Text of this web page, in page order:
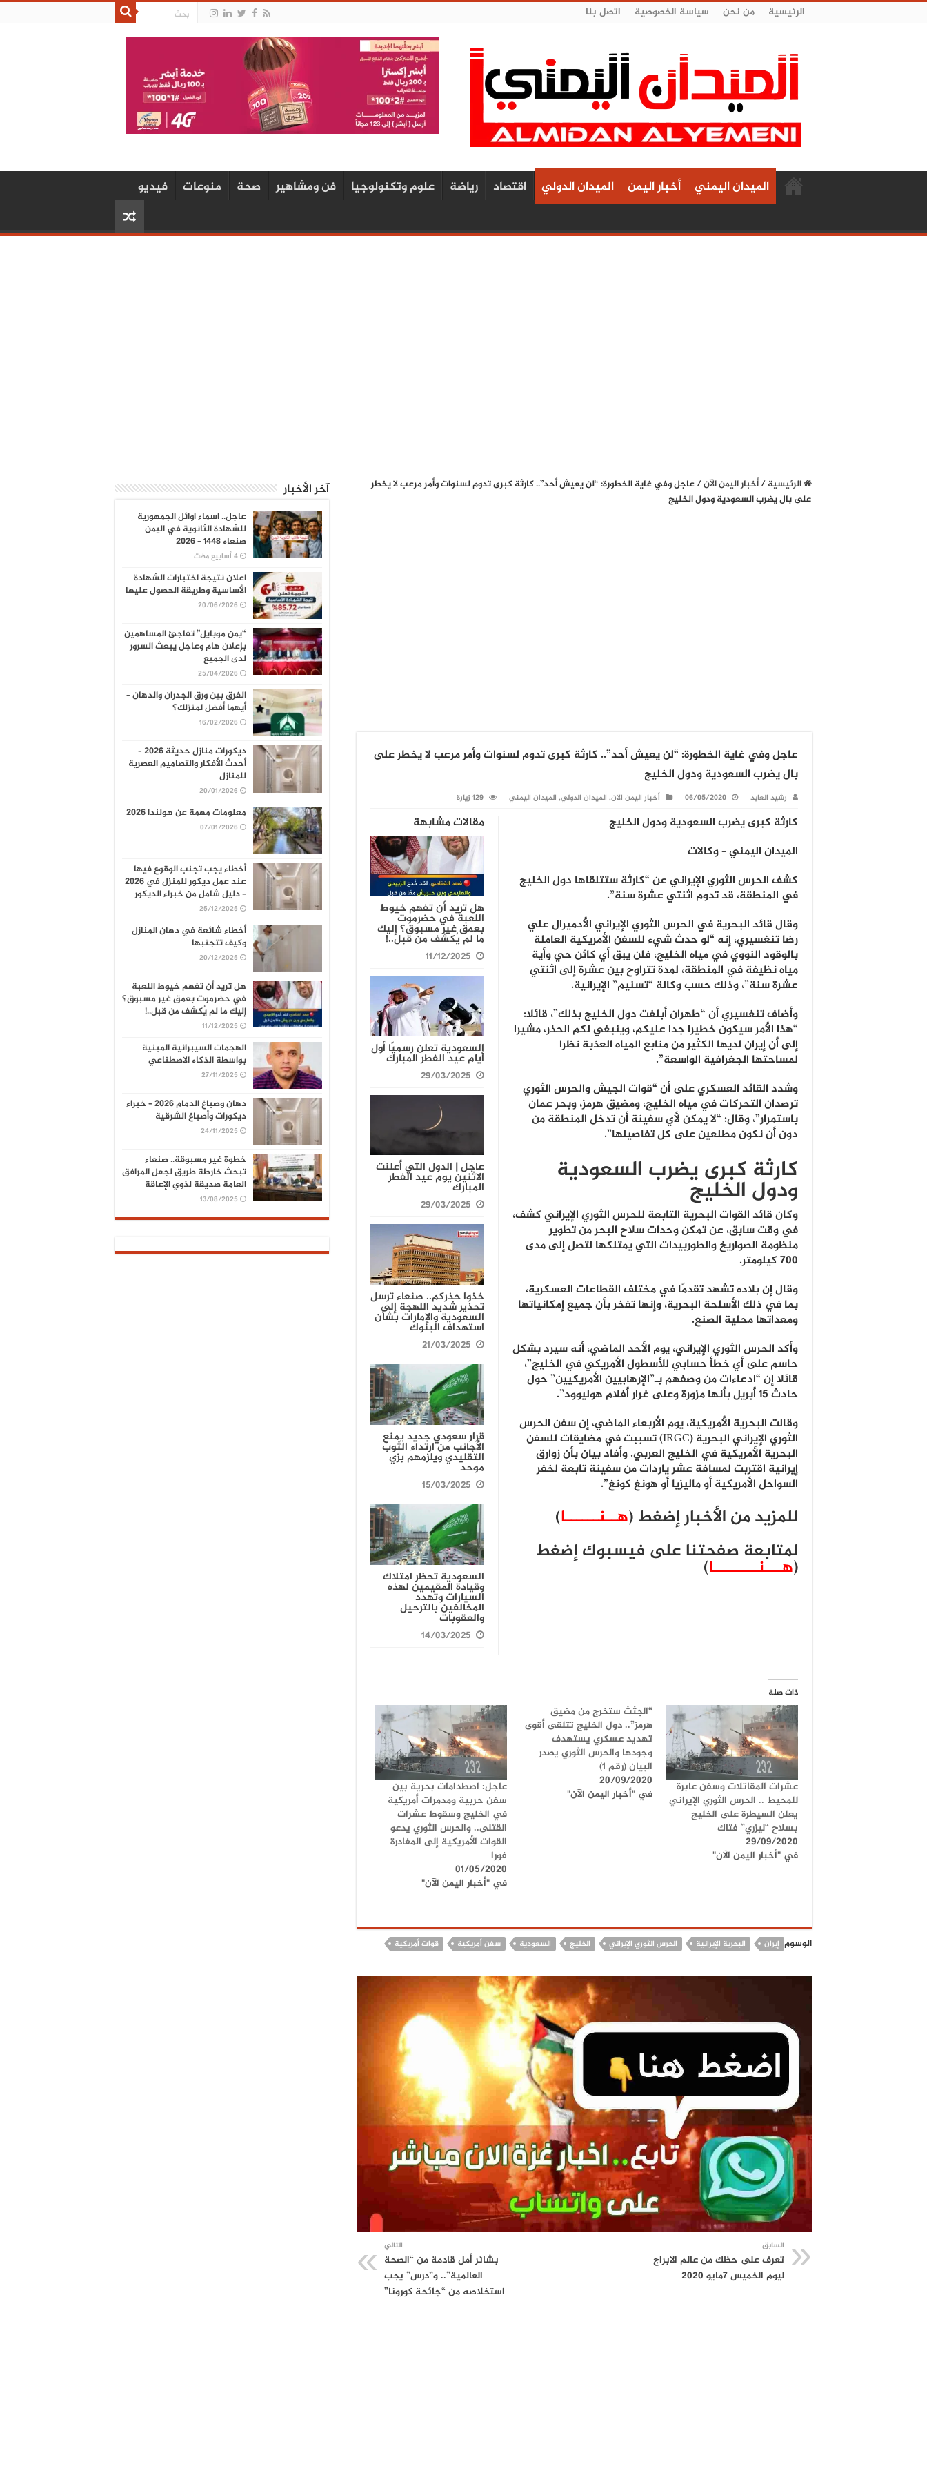
الرئيسية من نحن سياسة الخصوصية اتصل بنا
الميدان اليمني أخبار اليمن الميدان الدولي اقتصاد رياضة علوم وتكنولوجيا فن ومشاهير صحة منوعات فيديو
الرئيسية/أخبار اليمن الآن/عاجل وفي غاية الخطورة: “لن يعيش أحد”.. كارثة كبرى تدوم لسنوات وأمر مرعب لا يخطر
على بال يضرب السعودية ودول الخليج
عاجل وفي غاية الخطورة: “لن يعيش أحد”.. كارثة كبرى تدوم لسنوات وأمر مرعب لا يخطر على
بال يضرب السعودية ودول الخليج
رشيد العابد 06/05/2020 أخبار اليمن الآن, الميدان الدولي, الميدان اليمني 129 زيارة
مقالات مشابهة
هل تريد أن تفهم خيوط
اللعبة في حضرموت
بعمق غير مسبوق؟ إليك
ما لم يُكشف من قبل..!
11/12/2025
السعودية تعلن رسميًا أول
أيام عيد الفطر المبارك
29/03/2025
عاجل | الدول التي أعلنت
الاثنين يوم عيد الفطر
المبارك
29/03/2025
خذوا حذركم.. صنعاء ترسل
تحذير شديد اللهجة إلى
السعودية والإمارات بشأن
استهداف البنوك
21/03/2025
قرار سعودي جديد يمنع
الأجانب من ارتداء الثوب
التقليدي ويلزمهم بزي
موحد
15/03/2025
السعودية تحظر امتلاك
وقيادة المقيمين لهذه
السيارات وتهدد
المخالفين بالترحيل
والعقوبات
14/03/2025
كارثة كبرى يضرب السعودية ودول الخليج
الميدان اليمني – وكالات
كشف الحرس الثوري الإيراني عن “كارثة ستتلقاها دول الخليج
في المنطقة، قد تدوم اثنتي عشرة سنة”.
وقال قائد البحرية في الحرس الثوري الإيراني الأدميرال علي
رضا تنغسيري، إنه “لو حدث شيء للسفن الأمريكية العاملة
بالوقود النووي في مياه الخليج، فلن يبق أي كائن حي وأية
مياه نظيفة في المنطقة، لمدة تتراوح بين عشرة إلى اثنتي
عشرة سنة”، وذلك حسب وكالة “تسنيم” الإيرانية.
وأضاف تنغسيري أن “طهران أبلغت دول الخليج بذلك”، قائلا:
“هذا الأمر سيكون خطيرا جدا عليكم، وينبغي لكم الحذر، مشيرا
إلى أن إيران لديها الكثير من منابع المياه العذبة نظرا
لمساحتها الجغرافية الواسعة”.
وشدد القائد العسكري على أن “قوات الجيش والحرس الثوري
ترصدان التحركات في مياه الخليج، ومضيق هرمز، وبحر عمان
باستمرار”، وقال: “لا يمكن لأي سفينة أن تدخل المنطقة من
دون أن نكون مطلعين على كل تفاصيلها”.
كارثة كبرى يضرب السعودية
ودول الخليج
وكان قائد القوات البحرية التابعة للحرس الثوري الإيراني كشف،
في وقت سابق، عن تمكن وحدات سلاح البحر من تطوير
منظومة الصواريخ والطوربيدات التي يمتلكها لتصل إلى مدى
700 كيلومتر.
وقال إن بلاده تشهد تقدمًا في مختلف القطاعات العسكرية،
بما في ذلك الأسلحة البحرية، وإنها تفخر بأن جميع إمكانياتها
ومعداتها محلية الصنع.
وأكد الحرس الثوري الإيراني، يوم الأحد الماضي، أنه سيرد بشكل
حاسم على أي خطأ حسابي للأسطول الأمريكي في الخليج”،
قائلا إن “ادعاءات من وصفهم بـ”الإرهابيين الأمريكيين” حول
حادث 15 أبريل بأنها مزورة وعلى غرار أفلام هوليوود”.
وقالت البحرية الأمريكية، يوم الأربعاء الماضي، إن سفن الحرس
الثوري الإيراني البحرية (IRGC) تسببت في مضايقات للسفن
البحرية الأمريكية في الخليج العربي. وأفاد بيان بأن زوارق
إيرانية اقتربت لمسافة عشر ياردات من سفينة تابعة لخفر
السواحل الأمريكية أو ماليزيا أو هونغ كونغ”.
للمزيد من الأخبار إضغط (هــنــــــا)
لمتابعة صفحتنا على فيسبوك إضغط
(هـــنــــــــا)
ذات صلة
عشرات المقاتلات وسفن عابرة
للمحيط .. الحرس الثوري الإيراني
يعلن السيطرة على الخليج
بسلاح “ليزري” فتاك
29/09/2020
في "أخبار اليمن الآن"
“الجثث ستخرج من مضيق
هرمز”.. دول الخليج تتلقى أقوى
تهديد عسكري يستهدف
وجودها والحرس الثوري يصدر
البيان (رقم 1)
20/09/2020
في "أخبار اليمن الآن"
عاجل: اصطدامات بحرية بين
سفن حربية ومدمرات أمريكية
في الخليج وسقوط عشرات
القتلى.. والحرس الثوري يدعو
القوات الأمريكية إلى المغادرة
فورا
01/05/2020
في "أخبار اليمن الآن"
الوسوم إيران البحرية الإيرانية الحرس الثوري الإيراني الخليج السعودية سفن أمريكية قوات أمريكية
السابق
تعرف على حظك من عالم الابراج
ليوم الخميس 7مايو 2020
التالي
بشائر أمل قادمة من “الصحة
العالمية”.. و”درس” يجب
استخلاصه من “جائحة كورونا”
آخر الأخبار
عاجل.. اسماء اوائل الجمهورية
للشهادة الثانوية في اليمن
صنعاء 1448 – 2026
اعلان نتيجة اختبارات الشهادة
الأساسية وطريقة الحصول عليها
20/06/2026
“يمن موبايل” تفاجئ المساهمين
بإعلان هام وعاجل يبعث السرور
لدى الجميع
25/04/2026
الفرق بين ورق الجدران والدهان –
أيهما أفضل لمنزلك؟
16/02/2026
ديكورات منازل حديثة 2026 –
أحدث الأفكار والتصاميم العصرية
للمنازل
20/01/2026
معلومات مهمة عن هولندا 2026
07/01/2026
أخطاء يجب تجنب الوقوع فيها
عند عمل ديكور للمنزل في 2026
– دليل شامل من خبراء الديكور
25/12/2025
أخطاء شائعة في دهان المنازل
وكيف تتجنبها
20/12/2025
هل تريد أن تفهم خيوط اللعبة
في حضرموت بعمق غير مسبوق؟
إليك ما لم يُكشف من قبل..!
11/12/2025
الهجمات السيبرانية المبنية
بواسطة الذكاء الاصطناعي
27/11/2025
دهان وصباغ الدمام 2026 – خبراء
ديكورات وأصباغ الشرقية
24/11/2025
خطوة غير مسبوقة.. صنعاء
تبحث خارطة طريق لجعل المرافق
العامة صديقة لذوي الإعاقة
13/08/2025